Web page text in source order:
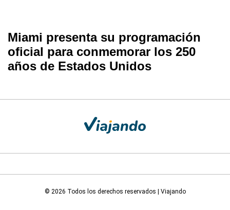
Miami presenta su programación
oficial para conmemorar los 250
años de Estados Unidos
© 2026 Todos los derechos reservados | Viajando